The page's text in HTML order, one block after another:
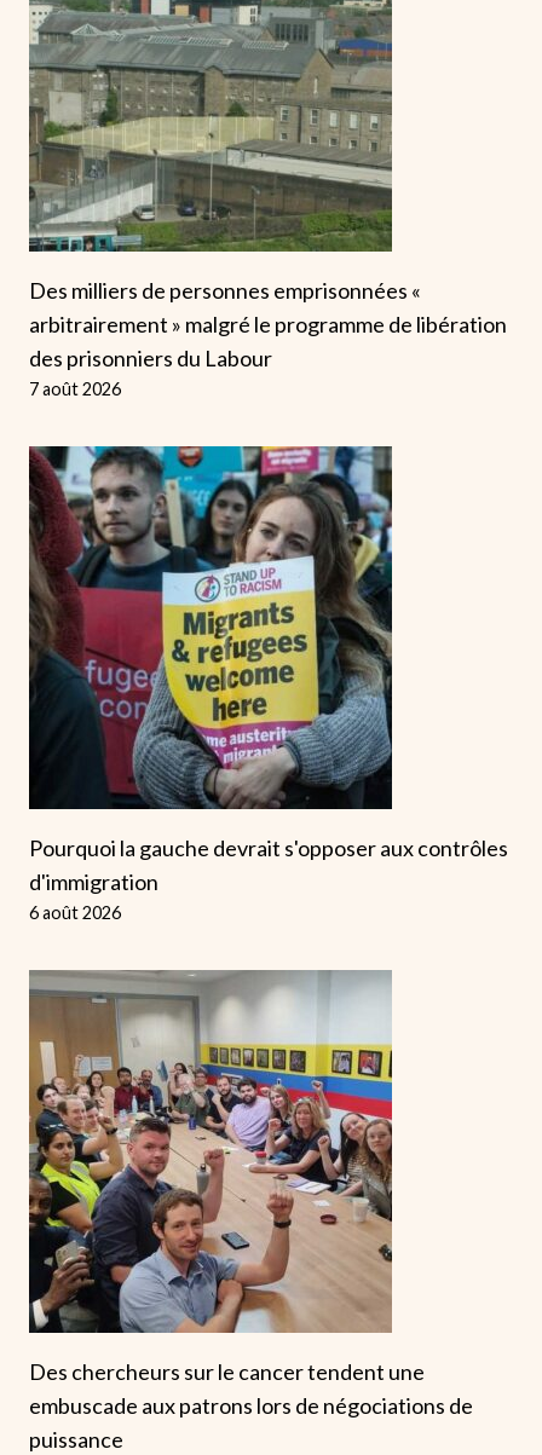
Des milliers de personnes emprisonnées «
arbitrairement » malgré le programme de libération
des prisonniers du Labour
7 août 2026
Pourquoi la gauche devrait s'opposer aux contrôles
d'immigration
6 août 2026
Des chercheurs sur le cancer tendent une
embuscade aux patrons lors de négociations de
puissance